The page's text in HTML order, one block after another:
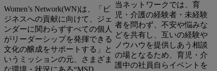
Women’s Network(WN)は、「ビ
ジネスへの貢献に向けて、ジェ
ンダーに関わらずすべての個人
がリーダーシップを発揮できる
文化の醸成をサポートする」と
いうミッションの元、さまざま
当ネットワークでは、育
児・介護の経験者・未経験
者を問わず、不安や悩みな
どを共有し、互いの経験や
ノウハウを提供しあう相談
の場となるため、育児・介
護中の社員自らイベントを